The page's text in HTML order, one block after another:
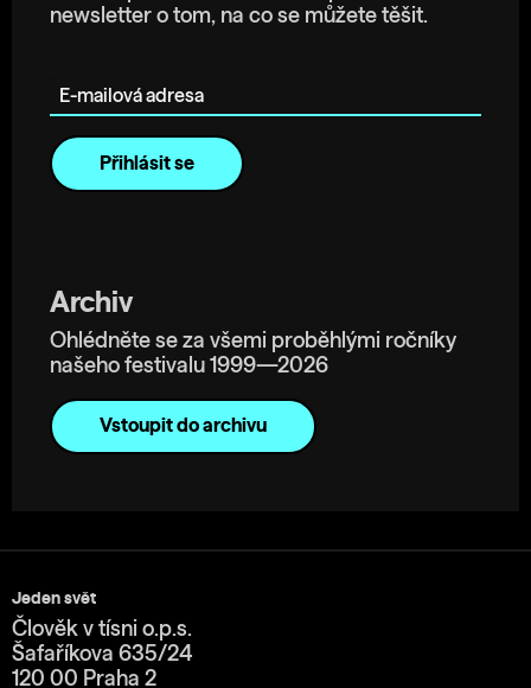
newsletter o tom, na co se můžete těšit.
Archiv
Ohlédněte se za všemi proběhlými ročníky
našeho festivalu 1999—2026
Vstoupit do archivu
Jeden svět
Člověk v tísni o.p.s.
Šafaříkova 635/24
120 00 Praha 2